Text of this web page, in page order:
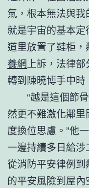
氣，根本無法與
就是宇宙的基本
道里放置了鞋柜
養網 上訴，法律
轉到陳曉博手中時
“越是這個節
然更不難激化鄰
度換位思慮。”他
一邊持續多日給涉
從消防平安律例
的平安風險到屋內